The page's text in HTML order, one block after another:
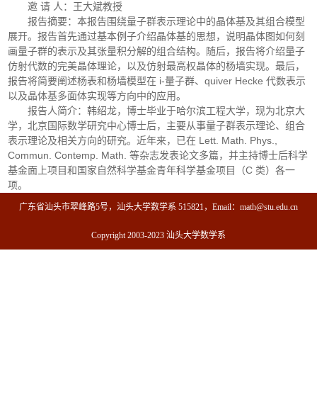
邀 请 人：王大斌教授
报告摘要：本报告围绕量子群表示理论中的晶体基及其组合模型
展开。报告首先通过基本例子介绍晶体基的思想，说明晶体图如何刻
画量子群的表示及其张量积分解的组合结构。随后，报告将介绍量子
仿射代数的完美晶体理论，以及仿射最高权晶体的杨墙实现。最后，
报告将简要阐述杨表和杨墙模型在 i-量子群、quiver Hecke 代数表示
以及晶体基多面体实现等方向中的应用。
报告人简介：韩绍龙，博士毕业于哈尔滨工程大学，现为北京大
学，北京国际数学研究中心博士后，主要从事量子群表示理论、组合
表示理论及相关方向的研究。近年来，已在 Lett. Math. Phys.,
Commun. Contemp. Math. 等杂志发表论文多篇，并主持博士后科学
基金面上项目和国家自然科学基金青年科学基金项目（C 类）各一
项。
广东省汕头市翠峰路5号，汕头大学数学系 515821，Email：math@stu.edu.cn
Copyright 2003-2023 汕头大学数学系